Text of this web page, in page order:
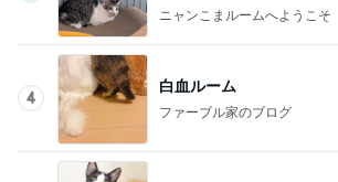
ニャンこまルームへようこそ
4
白血ルーム
ファーブル家のブログ